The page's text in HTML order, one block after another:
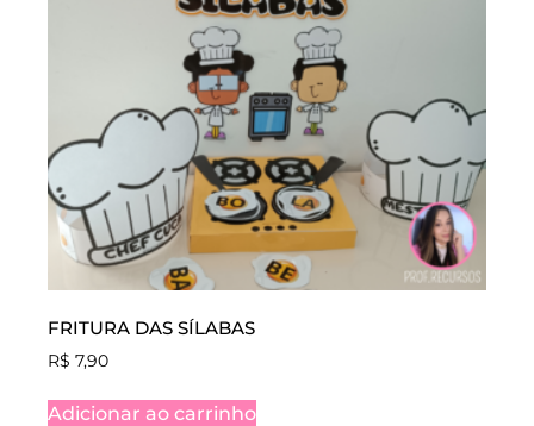
FRITURA DAS SÍLABAS
R$ 7,90
Adicionar ao carrinho